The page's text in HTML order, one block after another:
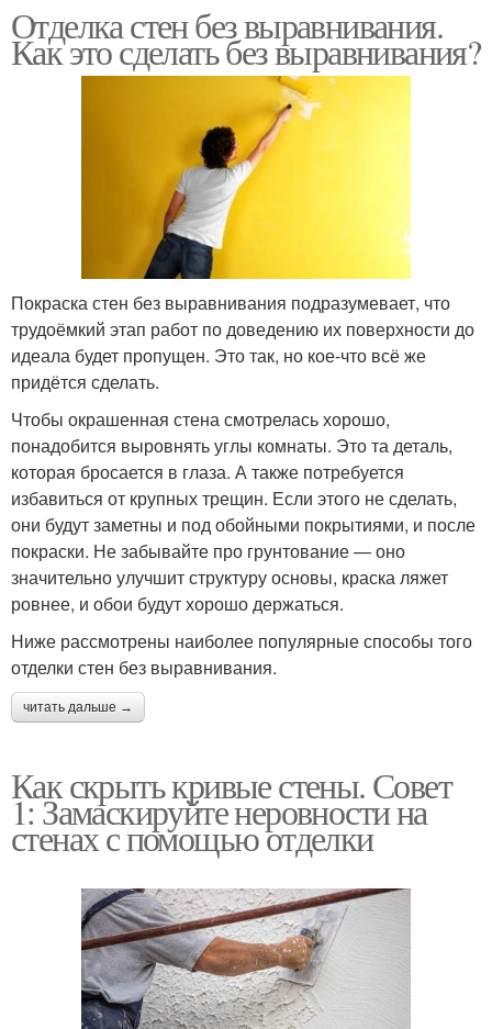
Отделка стен без выравнивания.
Как это сделать без выравнивания?
Покраска стен без выравнивания подразумевает, что
трудоёмкий этап работ по доведению их поверхности до
идеала будет пропущен. Это так, но кое-что всё же
придётся сделать.
Чтобы окрашенная стена смотрелась хорошо,
понадобится выровнять углы комнаты. Это та деталь,
которая бросается в глаза. А также потребуется
избавиться от крупных трещин. Если этого не сделать,
они будут заметны и под обойными покрытиями, и после
покраски. Не забывайте про грунтование — оно
значительно улучшит структуру основы, краска ляжет
ровнее, и обои будут хорошо держаться.
Ниже рассмотрены наиболее популярные способы того
отделки стен без выравнивания.
читать дальше →
Как скрыть кривые стены. Совет
1: Замаскируйте неровности на
стенах с помощью отделки